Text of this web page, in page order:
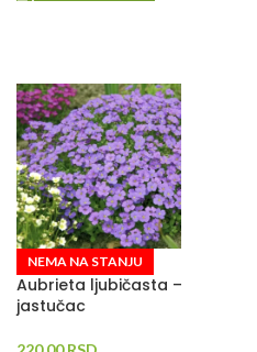
NEMA NA STANJU
Aubrieta ljubičasta –
jastučac